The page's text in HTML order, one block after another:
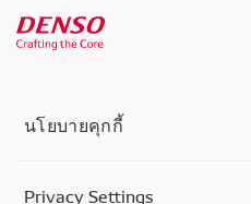
นโยบายคุกกี้
Privacy Settings